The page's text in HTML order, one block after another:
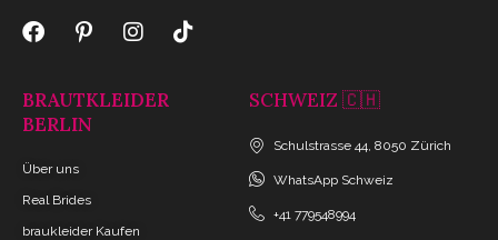
BRAUTKLEIDER
BERLIN
Über uns
Real Brides
braukleider Kaufen
SCHWEIZ 🇨🇭
Schulstrasse 44, 8050 Zürich
WhatsApp Schweiz
+41 779548994